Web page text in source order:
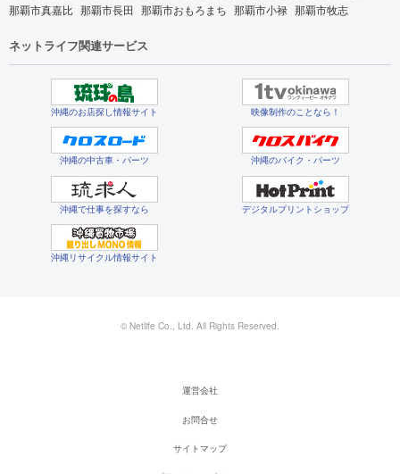
那覇市真嘉比 那覇市長田 那覇市おもろまち 那覇市小禄 那覇市牧志
ネットライフ関連サービス
沖縄のお店探し情報サイト 映像制作のことなら！
沖縄の中古車・パーツ 沖縄のバイク・パーツ
沖縄で仕事を探すなら デジタルプリントショップ
沖縄リサイクル情報サイト
© Netlife Co., Ltd. All Rights Reserved.
運営会社
お問合せ
サイトマップ